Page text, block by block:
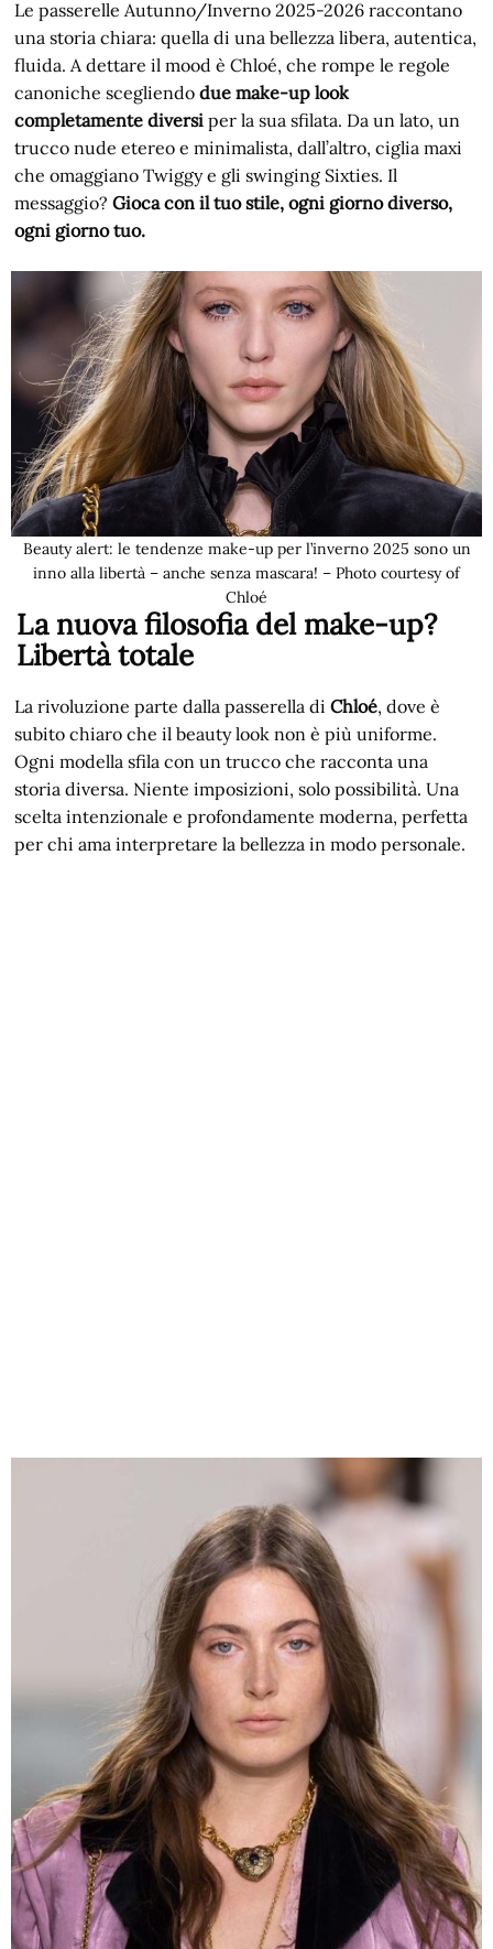
Le passerelle Autunno/Inverno 2025-2026 raccontano
una storia chiara: quella di una bellezza libera, autentica,
fluida. A dettare il mood è Chloé, che rompe le regole
canoniche scegliendodue make-up look
completamente diversi per la sua sfilata. Da un lato, un
trucco nude etereo e minimalista, dall’altro, ciglia maxi
che omaggiano Twiggy e gli swinging Sixties. Il
messaggio?Gioca con il tuo stile, ogni giorno diverso,
ogni giorno tuo.
Beauty alert: le tendenze make-up per l’inverno 2025 sono un
inno alla libertà – anche senza mascara! – Photo courtesy of
Chloé
La nuova filosofia del make-up?
Libertà totale
La rivoluzione parte dalla passerella diChloé, dove è
subito chiaro che il beauty look non è più uniforme.
Ogni modella sfila con un trucco che racconta una
storia diversa. Niente imposizioni, solo possibilità. Una
scelta intenzionale e profondamente moderna, perfetta
per chi ama interpretare la bellezza in modo personale.